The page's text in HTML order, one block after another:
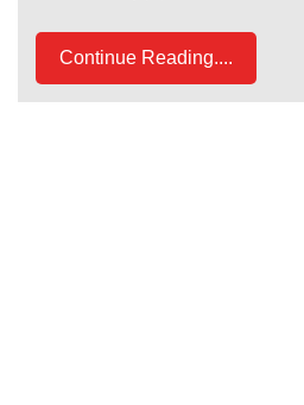
Continue Reading....